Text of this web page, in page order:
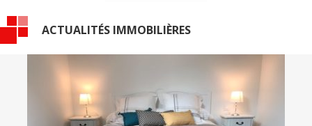
ACTUALITÉS IMMOBILIÈRES